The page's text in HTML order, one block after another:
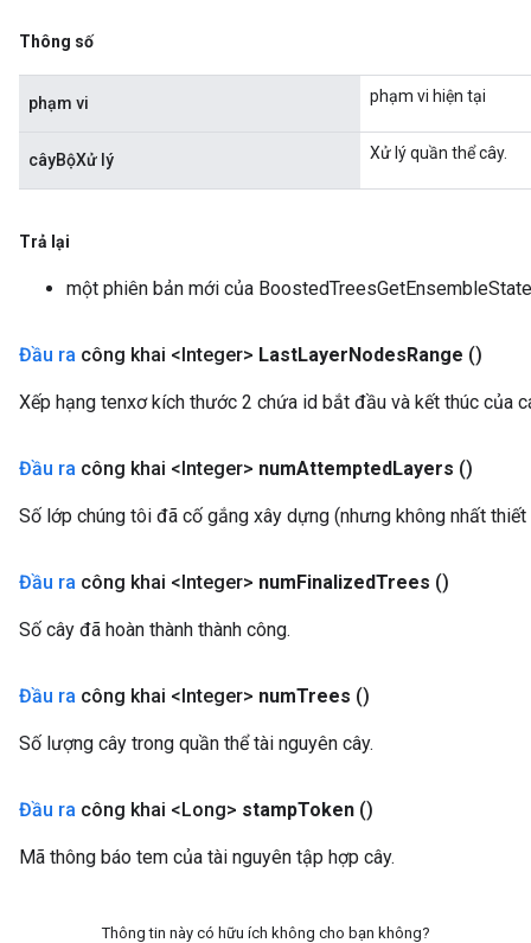
Thông số
phạm vi phạm vi hiện tại
câyBộXử lý Xử lý quần thể cây.
Trả lại
một phiên bản mới của
Đầu ra công khai <Integer> LastLayerNodesRange ()
Xếp hạng tenxơ kích thước 2 chứa id bắt đầu và kết thúc của
Đầu ra công khai <Integer> numAttemptedLayers ()
Số lớp chúng tôi đã cố gắng xây dựng (nhưng không nhất thiết
Đầu ra công khai <Integer> numFinalizedTrees ()
Số cây đã hoàn thành thành công.
Đầu ra công khai <Integer> numTrees ()
Số lượng cây trong quần thể tài nguyên cây.
Đầu ra công khai <Long> stampToken ()
Mã thông báo tem của tài nguyên tập hợp cây.
Thông tin này có hữu ích không cho bạn không?